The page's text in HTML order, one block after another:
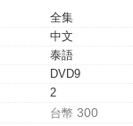
全集
中文
泰語
DVD9
2
台幣 300